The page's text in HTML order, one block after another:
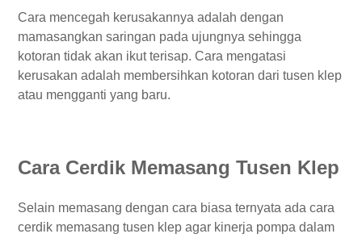
Cara mencegah kerusakannya adalah dengan
mamasangkan saringan pada ujungnya sehingga
kotoran tidak akan ikut terisap. Cara mengatasi
kerusakan adalah membersihkan kotoran dari tusen klep
atau mengganti yang baru.
Cara Cerdik Memasang Tusen Klep
Selain memasang dengan cara biasa ternyata ada cara
cerdik memasang tusen klep agar kinerja pompa dalam